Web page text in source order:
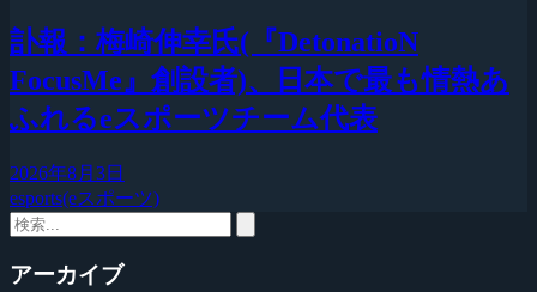
訃報：梅崎伸幸氏(『DetonatioN
FocusMe』創設者)、日本で最も情熱あ
ふれるeスポーツチーム代表
2026年8月3日
esports(eスポーツ)
アーカイブ